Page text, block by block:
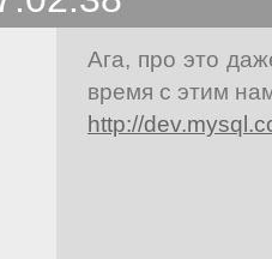
Ага, про это
время с этим
http://